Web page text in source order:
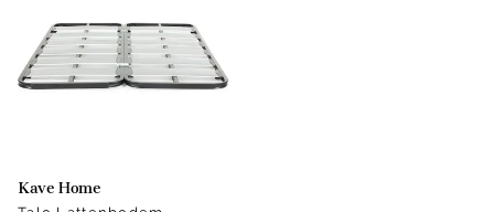
Kave Home